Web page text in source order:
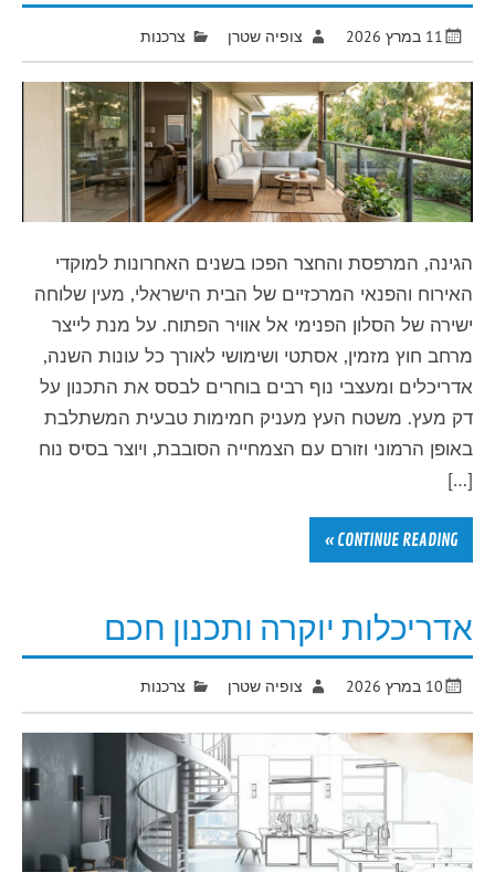
11 במרץ 2026 צופיה שטרן צרכנות
הגינה, המרפסת והחצר הפכו בשנים האחרונות למוקדי
האירוח והפנאי המרכזיים של הבית הישראלי, מעין שלוחה
ישירה של הסלון הפנימי אל אוויר הפתוח. על מנת לייצר
מרחב חוץ מזמין, אסתטי ושימושי לאורך כל עונות השנה,
אדריכלים ומעצבי נוף רבים בוחרים לבסס את התכנון על
דק מעץ. משטח העץ מעניק חמימות טבעית המשתלבת
באופן הרמוני וזורם עם הצמחייה הסובבת, ויוצר בסיס נוח
[…]
CONTINUE READING »
אדריכלות יוקרה ותכנון חכם
10 במרץ 2026 צופיה שטרן צרכנות